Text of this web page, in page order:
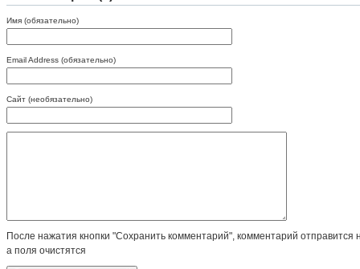
Имя (обязательно)
Email Address (обязательно)
Сайт (необязательно)
После нажатия кнопки "Сохранить комментарий", комментарий отправится
а поля очистятся